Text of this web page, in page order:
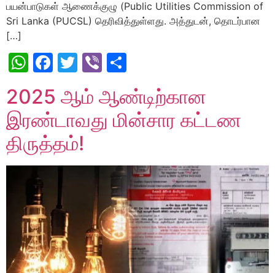
பயன்பாடுகள் ஆணைக்குழு (Public Utilities Commission of
Sri Lanka (PUCSL) தெரிவித்துள்ளது. அத்துடன், தொடர்பான
[…]
WhatsApp
Facebook
Twitter
Viber
2025 ஆம் ஆண்டிற்கான
இரண்டாவது மின்சார கட்டண
திருத்தம்!